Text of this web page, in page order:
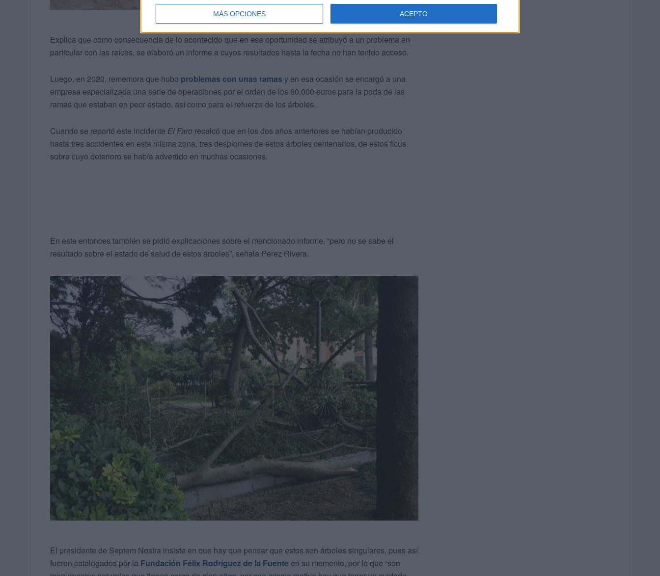
MÁS OPCIONES ACEPTO
Explica que como consecuencia de lo acontecido que en esa oportunidad se atribuyó a un problema en
particular con las raíces, se elaboró un informe a cuyos resultados hasta la fecha no han tenido acceso.
Luego, en 2020, rememora que hubo problemas con unas ramas y en esa ocasión se encargó a una
empresa especializada una serie de operaciones por el orden de los 60.000 euros para la poda de las
ramas que estaban en peor estado, así como para el refuerzo de los árboles.
Cuando se reportó este incidente El Faro recalcó que en los dos años anteriores se habían producido
hasta tres accidentes en esta misma zona, tres desplomes de estos árboles centenarios, de estos ficus
sobre cuyo deterioro se había advertido en muchas ocasiones.
En este entonces también se pidió explicaciones sobre el mencionado informe, “pero no se sabe el
resultado sobre el estado de salud de estos árboles”, señala Pérez Rivera.
El presidente de Septem Nostra insiste en que hay que pensar que estos son árboles singulares, pues así
fueron catalogados por la Fundación Félix Rodríguez de la Fuente en su momento, por lo que “son